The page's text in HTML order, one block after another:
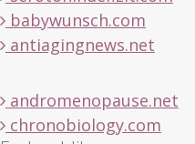
babywunsch.com
antiagingnews.net
andromenopause.net
chronobiology.com